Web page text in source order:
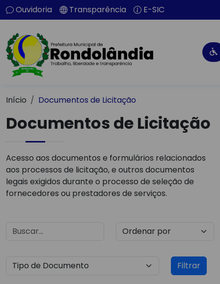
Ouvidoria Transparência E-SIC
Início Documentos de Licitação
Documentos de Licitação
Acesso aos documentos e formulários relacionados
aos processos de licitação, e outros documentos
legais exigidos durante o processo de seleção de
fornecedores ou prestadores de serviços.
Filtrar